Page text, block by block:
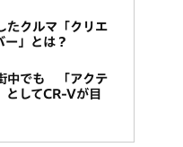
たクルマ「クリエ
ー」とは？
中でも 「アクテ
としてCR-Vが目